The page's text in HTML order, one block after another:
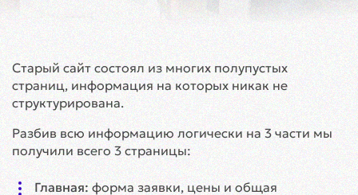
Старый сайт состоял из многих полупустых
страниц, информация на которых никак не
структурирована.
Разбив всю информацию логически на 3 части мы
получили всего 3 страницы:
Главная: форма заявки, цены и общая